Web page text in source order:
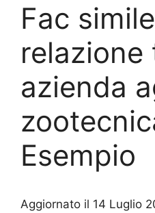
Fac simile
relazione
azienda
Esempio
Aggiornato il 14 Luglio